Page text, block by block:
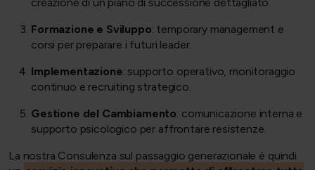
Formazione e Sviluppo: temporary management e
corsi per preparare i futuri leader.
Implementazione: supporto operativo, monitoraggio
continuo e recruiting strategico.
Gestione del Cambiamento: comunicazione interna e
supporto psicologico per affrontare resistenze.
La nostra Consulenza sul passaggio generazionale è quindi